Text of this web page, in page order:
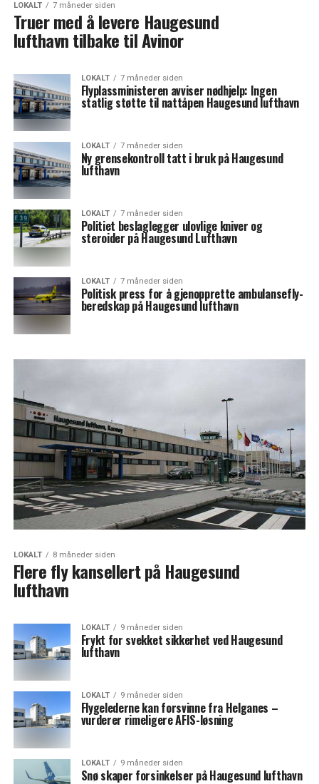
LOKALT 7 måneder siden
Truer med å levere Haugesund
lufthavn tilbake til Avinor
LOKALT 7 måneder siden
Flyplassministeren avviser nødhjelp: Ingen
statlig støtte til nattåpen Haugesund lufthavn
LOKALT 7 måneder siden
Ny grensekontroll tatt i bruk på Haugesund
lufthavn
LOKALT 7 måneder siden
Politiet beslaglegger ulovlige kniver og
steroider på Haugesund Lufthavn
LOKALT 7 måneder siden
Politisk press for å gjenopprette ambulansefly-
beredskap på Haugesund lufthavn
LOKALT 8 måneder siden
Flere fly kansellert på Haugesund
lufthavn
LOKALT 9 måneder siden
Frykt for svekket sikkerhet ved Haugesund
lufthavn
LOKALT 9 måneder siden
Flygelederne kan forsvinne fra Helganes –
vurderer rimeligere AFIS-løsning
LOKALT 9 måneder siden
Snø skaper forsinkelser på Haugesund lufthavn